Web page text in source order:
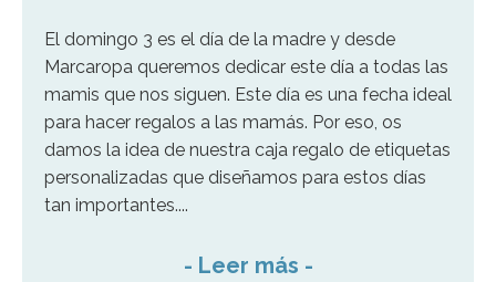
El domingo 3 es el día de la madre y desde
Marcaropa queremos dedicar este día a todas las
mamis que nos siguen. Este día es una fecha ideal
para hacer regalos a las mamás. Por eso, os
damos la idea de nuestra caja regalo de etiquetas
personalizadas que diseñamos para estos días
tan importantes....
- Leer más -